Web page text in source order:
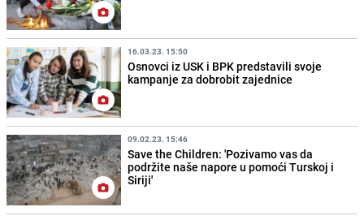
16.03.23. 15:50
Osnovci iz USK i BPK predstavili svoje
kampanje za dobrobit zajednice
09.02.23. 15:46
Save the Children: 'Pozivamo vas da
podržite naše napore u pomoći Turskoj i
Siriji'